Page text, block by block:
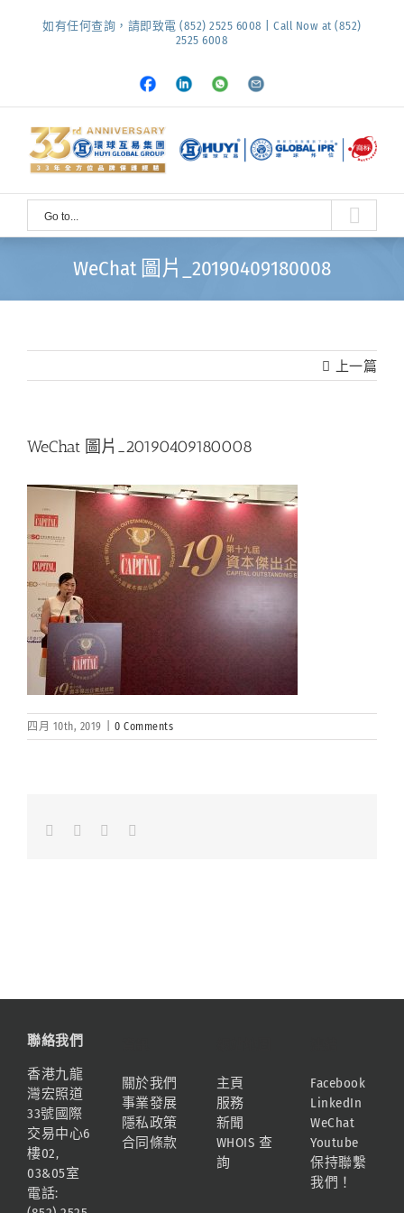
如有任何查詢，請即致電 (852) 2525 6008 | Call Now at (852)
2525 6008
Facebook
LinkedInWhatsapp
Email
Go to...
WeChat 圖片_20190409180008
上一篇
WeChat 圖片_20190409180008
四月 10th, 2019 0 Comments
FacebookLinkedInWhatsapp
聯絡我們
香港九龍
灣宏照道
33號國際
交易中心6
樓02,
03&05室
電話:
關於我們
事業發展
隱私政策
合同條款
主頁
服務
新聞
WHOIS 查
詢
Facebook
LinkedIn
WeChat
Youtube
保持聯繫
我們！